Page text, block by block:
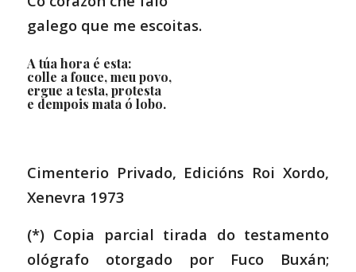
galego que me escoitas.
A túa hora é esta:
colle a fouce, meu povo,
ergue a testa, protesta
e dempois mata ó lobo.
Cimenterio Privado, Edicións Roi Xordo,
Xenevra 1973
(*) Copia parcial tirada do testamento
ológrafo otorgado por Fuco Buxán;